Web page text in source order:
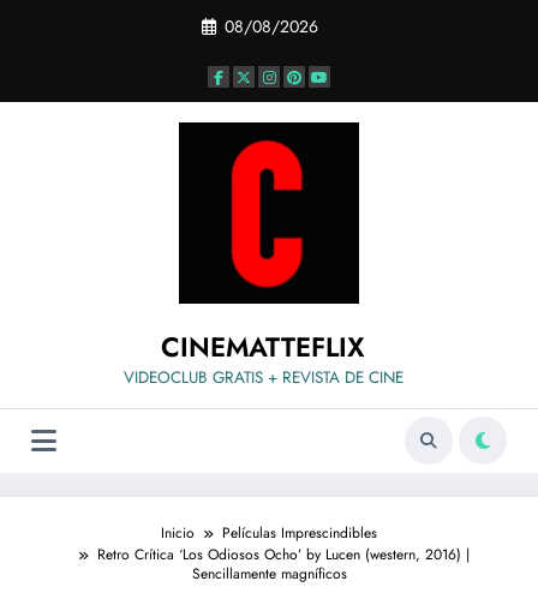
08/08/2026
CINEMATTEFLIX
VIDEOCLUB GRATIS + REVISTA DE CINE
Inicio
Películas Imprescindibles
Retro Crítica ‘Los Odiosos Ocho’ by Lucen (western, 2016) |
Sencillamente magníficos